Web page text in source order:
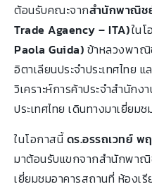
ต้อนรับคณะจากสำนักพาณิช
Trade Agaency – ITA)ใน
Paola Guida) ข้าหลวงพา
อิตาเลียนประจำประเทศไทย แ
วิเคราะห์การค้าประจำสำนัก
ประเทศไทย เดินทางมาเยี่ยม
ในโอกาสนี้ ดร.อรรถเวทย์ พ
มาต้อนรับแขกจากสำนักพาณิ
เยี่ยมชมอาคารสถานที่ ห้องเ